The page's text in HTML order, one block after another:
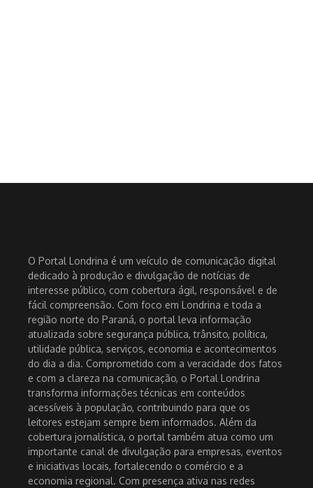
O Portal Londrina é um veículo de comunicação digital
dedicado à produção e divulgação de notícias de
interesse público, com cobertura ágil, responsável e de
fácil compreensão. Com foco em Londrina e toda a
região norte do Paraná, o portal leva informação
atualizada sobre segurança pública, trânsito, política,
utilidade pública, serviços, economia e acontecimentos
do dia a dia. Comprometido com a veracidade dos fatos
e com a clareza na comunicação, o Portal Londrina
transforma informações técnicas em conteúdos
acessíveis à população, contribuindo para que os
leitores estejam sempre bem informados. Além da
cobertura jornalística, o portal também atua como um
importante canal de divulgação para empresas, eventos
e iniciativas locais, fortalecendo o comércio e a
economia regional. Com presença ativa nas redes